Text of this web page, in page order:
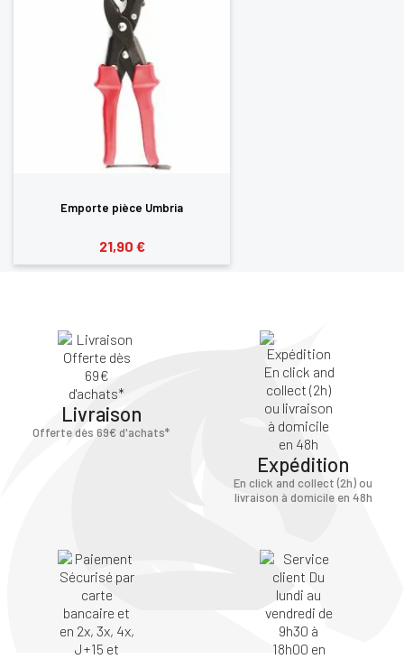
Emporte pièce Umbria
21,90 €
Livraison
Offerte dès 69€ d'achats*
Expédition
En click and collect (2h) ou
livraison à domicile en 48h